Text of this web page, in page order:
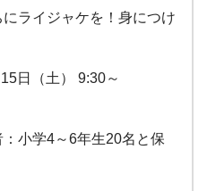
イジャケを！身につけ
日（土） 9:30～
学4～6年生20名と保